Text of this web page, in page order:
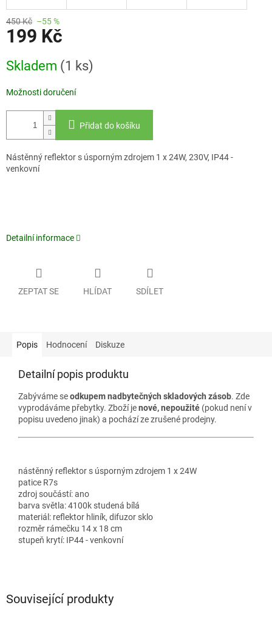
450 Kč –55 %
199 Kč
cena:
Skladem (1 ks)
Možnosti doručení
Přidat do košíku
Nástěnný reflektor s úsporným zdrojem 1 x 24W, 230V, IP44 -
venkovní
Detailní informace
ZEPTAT SE HLÍDAT SDÍLET
Popis Hodnocení Diskuze
Detailní popis produktu
Zabýváme seodkupem nadbytečných skladových zásob. Zde
vyprodáváme přebytky. Zboží jenové, nepoužité (pokud není v
popisu uvedeno jinak) a pochází ze zrušené prodejny.
nástěnný reflektor s úsporným zdrojem 1 x 24W
patice R7s
zdroj součástí: ano
barva světla: 4100k studená bílá
materiál: reflektor hliník, difuzor sklo
rozměr rámečku 14 x 18 cm
stupeň krytí: IP44 - venkovní
Související produkty